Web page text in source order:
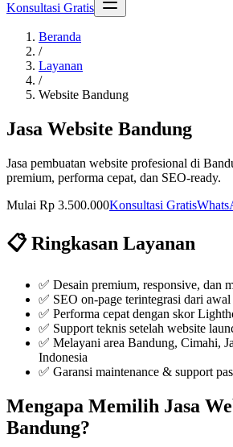
Konsultasi Gratis
Beranda
/
Layanan
/
Website Bandung
Jasa Website Bandung
Jasa pembuatan website profesional di
premium, performa cepat, dan SEO-ready.
Mulai Rp 3.500.000Konsultasi Gratis
📋 Ringkasan Layanan
✅ Desain premium, responsive, dan
✅ SEO on-page terintegrasi dari awal
✅ Performa cepat dengan skor
✅ Support teknis setelah website
✅ Melayani area Bandung, Cimahi,
Indonesia
✅ Garansi maintenance & support
Mengapa Memilih Jasa
Bandung?